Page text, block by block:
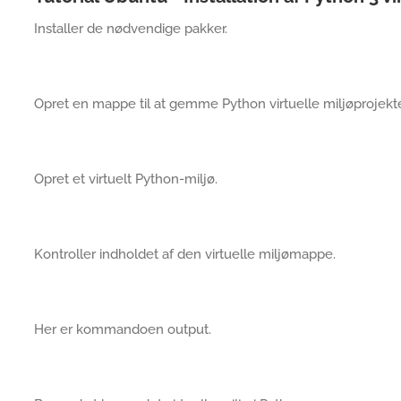
Installer de nødvendige pakker.
Opret en mappe til at gemme Python virtuelle
Opret et virtuelt Python-miljø.
Kontroller indholdet af den virtuelle miljømappe.
Her er kommandoen output.